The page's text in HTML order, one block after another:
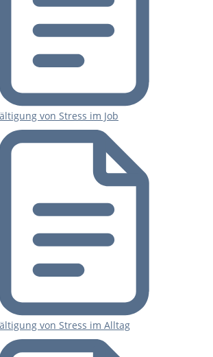
von Stress im Job
von Stress im Alltag